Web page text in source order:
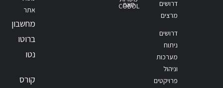
דרושים
מרצים
דרושים
ניתוח
מערכות
וניהול
פרויקטים
סאפ
COBOL
אתר
מחשבון
ברוטו
נטו
קורס